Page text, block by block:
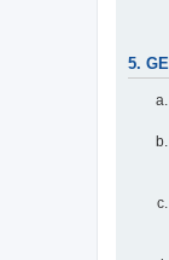
5.